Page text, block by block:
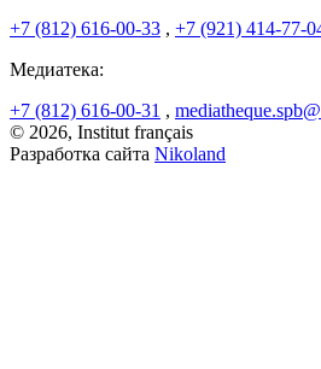
+7 (812) 616-00-33 , +7 (921) 414-77-
Медиатека:
+7 (812) 616-00-31 ,
© 2026, Institut français
Разработка сайта Nikoland